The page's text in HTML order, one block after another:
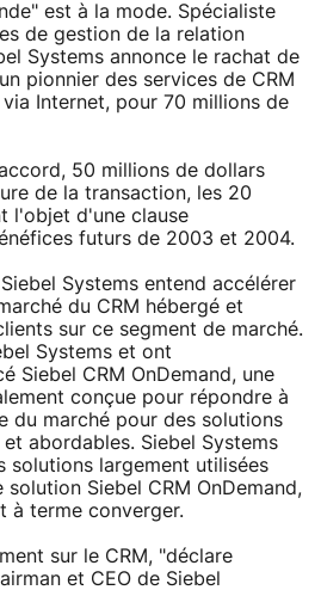
est à la mode. Spécialiste
de gestion de la relation
Systems annonce le rachat de
pionnier des services de CRM
Internet, pour 70 millions de
50 millions de dollars
de la transaction, les 20
l'objet d'une clause
futurs de 2003 et 2004.
Systems entend accélérer
du CRM hébergé et
sur ce segment de marché.
Systems et ont
Siebel CRM OnDemand, une
conçue pour répondre à
du marché pour des solutions
abordables. Siebel Systems
solutions largement utilisées
Siebel CRM OnDemand,
à terme converger.
sur le CRM, "déclare
et CEO de Siebel